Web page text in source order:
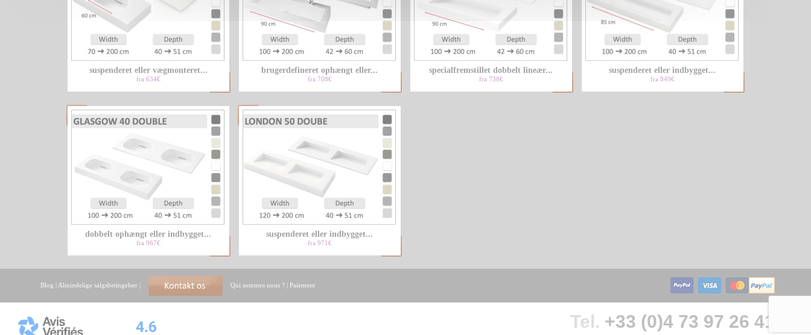
suspenderet eller vægmonteret...
fra 634€
brugerdefineret ophængt eller...
fra 708€
specialfremstillet dobbelt lineær...
fra 738€
suspenderet eller indbygget...
fra 849€
dobbelt ophængt eller indbygget...
fra 967€
suspenderet eller indbygget...
fra 971€
Blog | Almindelige salgsbetingelser | Qui sommes nous ? | Paiement
Tel. +33 (0)4 73 97 26 41